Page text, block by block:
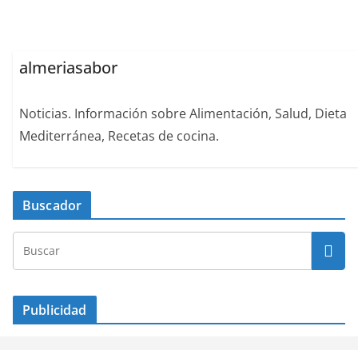
almeriasabor
Noticias. Información sobre Alimentación, Salud, Dieta
Mediterránea, Recetas de cocina.
Buscador
Publicidad